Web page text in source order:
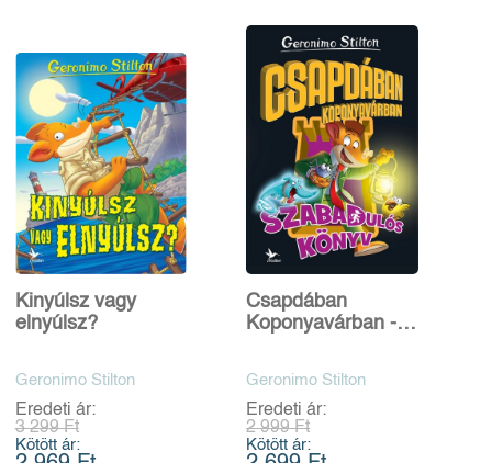
Kinyúlsz vagy
elnyúlsz?
Geronimo Stilton
Eredeti ár:
3 299 Ft
Kötött ár:
Csapdában
Koponyavárban -
Geronimo Stilton
Eredeti ár:
2 999 Ft
Kötött ár: